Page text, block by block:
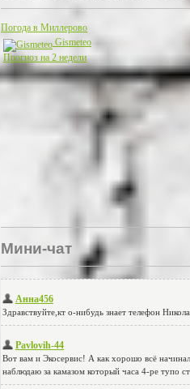
Погода в Миллерово
Gismeteo
Прогноз на 2 недели
Мини-чат